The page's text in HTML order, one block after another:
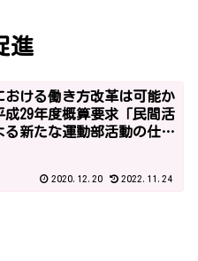
進
おける働き方改革は可能か
成29年度概算要求「民間活
る新たな運動部活動の仕組
計画」～2020.12.20 2022.11.24